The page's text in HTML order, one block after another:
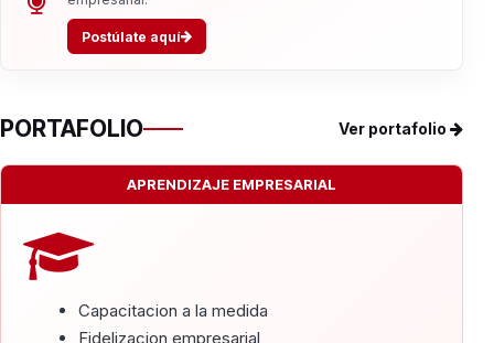
Postúlate aquí
PORTAFOLIO Ver portafolio
APRENDIZAJE EMPRESARIAL
Capacitacion a la medida
Fidelizacion empresarial